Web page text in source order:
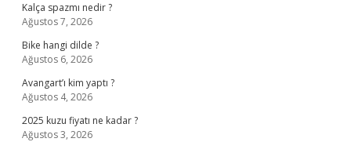
Kalça spazmı nedir ?
Ağustos 7, 2026
Bike hangi dilde ?
Ağustos 6, 2026
Avangart’ı kim yaptı ?
Ağustos 4, 2026
2025 kuzu fiyatı ne kadar ?
Ağustos 3, 2026